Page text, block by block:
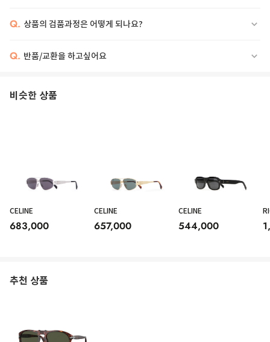
Q. 상품의 검품과정은 어떻게 되나요?
Q. 반품/교환을 하고싶어요
비슷한 상품
CELINE
683,000
CELINE
657,000
CELINE
544,000
추천 상품